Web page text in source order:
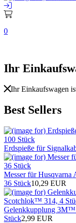
0
Ihr
Ihr Einkaufswagen
Best Sellers
Erdspieße für
Messer für Husqvarna
36 Stück10,29 EUR
Gelenkkupplung
Stück2,99 EUR